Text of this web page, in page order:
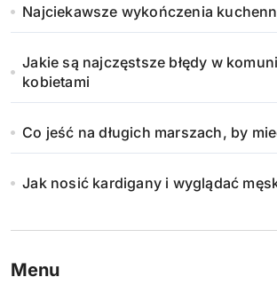
Najciekawsze wykończenia
Jakie są najczęstsze błędy w
kobietami
Co jeść na długich marszach, by
Jak nosić kardigany i wyglądać
Menu